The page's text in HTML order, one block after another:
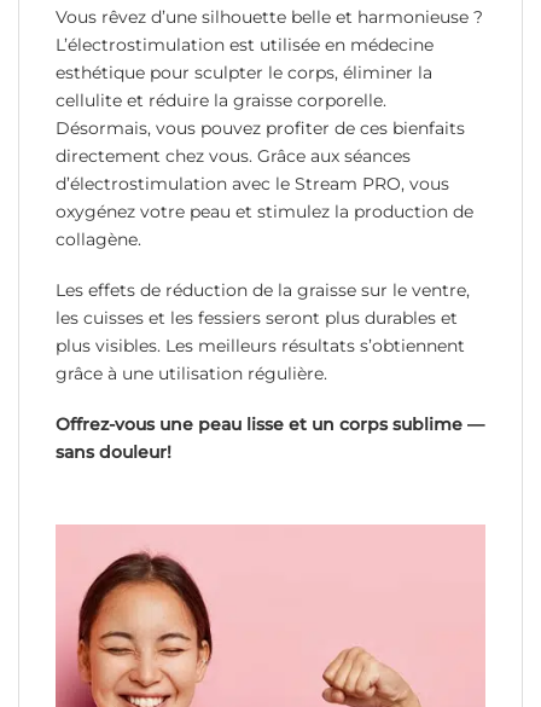
Vous rêvez d’une silhouette belle et harmonieuse ?
L’électrostimulation est utilisée en médecine
esthétique pour sculpter le corps, éliminer la
cellulite et réduire la graisse corporelle.
Désormais, vous pouvez profiter de ces bienfaits
directement chez vous. Grâce aux séances
d’électrostimulation avec le Stream PRO, vous
oxygénez votre peau et stimulez la production de
collagène.
Les effets de réduction de la graisse sur le ventre,
les cuisses et les fessiers seront plus durables et
plus visibles. Les meilleurs résultats s’obtiennent
grâce à une utilisation régulière.
Offrez-vous une peau lisse et un corps sublime —
sans douleur!